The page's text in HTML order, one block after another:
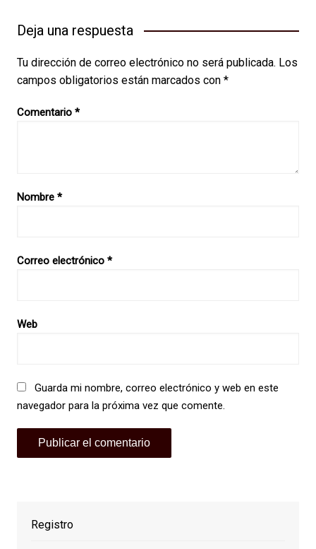
Deja una respuesta
Tu dirección de correo electrónico no será publicada. Los
campos obligatorios están marcados con *
Comentario *
Nombre *
Correo electrónico *
Web
Guarda mi nombre, correo electrónico y web en este
navegador para la próxima vez que comente.
Registro